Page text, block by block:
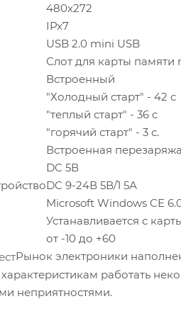
480x272
IPx7
USB 2.0 mini USB
Слот для карты памяти
Встроенный
"Холодный старт" - 42 с
"теплый старт" - 36 с
"горячий старт" - 3 с.
Встроенная
DC 5В
DC 9-24В 5В/1 5А
Microsoft Windows CE
Устанавливается с
от -10 до +60
Рынок электроники наполнен
вовсе не работать. Но наши клиенты
неприятностями.